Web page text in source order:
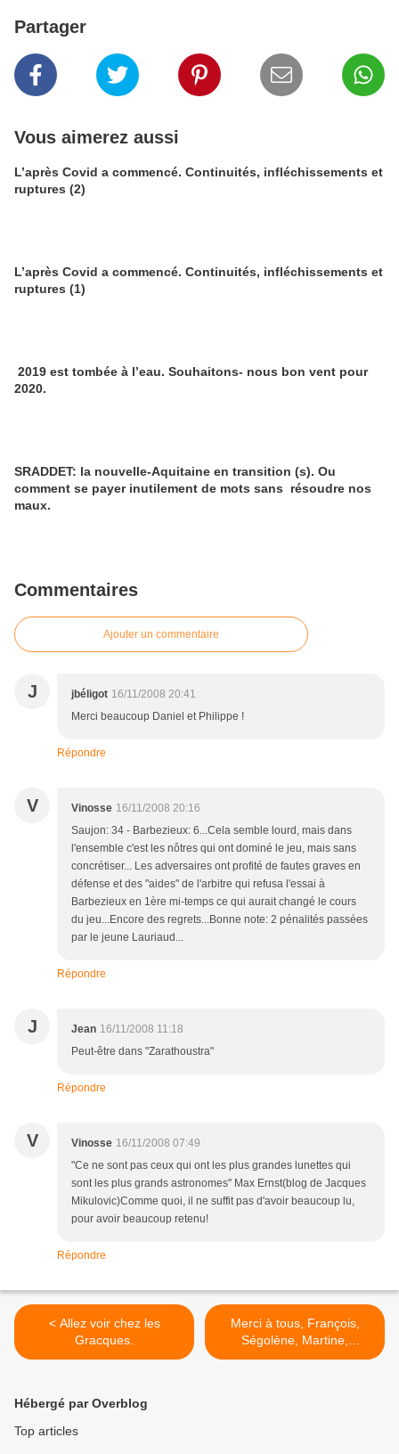
Partager
Vous aimerez aussi
L’après Covid a commencé. Continuités, infléchissements et
ruptures (2)
L’après Covid a commencé. Continuités, infléchissements et
ruptures (1)
2019 est tombée à l’eau. Souhaitons- nous bon vent pour
2020.
SRADDET: la nouvelle-Aquitaine en transition (s). Ou
comment se payer inutilement de mots sans résoudre nos
maux.
Commentaires
Ajouter un commentaire
J jbéligot 16/11/2008 20:41
Merci beaucoup Daniel et Philippe !
Répondre
V Vinosse 16/11/2008 20:16
Saujon: 34 - Barbezieux: 6...Cela semble lourd, mais dans
l'ensemble c'est les nôtres qui ont dominé le jeu, mais sans
concrétiser... Les adversaires ont profité de fautes graves en
défense et des "aides" de l'arbitre qui refusa l'essai à
Barbezieux en 1ère mi-temps ce qui aurait changé le cours
du jeu...Encore des regrets...Bonne note: 2 pénalités passées
par le jeune Lauriaud...
Répondre
J Jean 16/11/2008 11:18
Peut-être dans "Zarathoustra"
Répondre
V Vinosse 16/11/2008 07:49
"Ce ne sont pas ceux qui ont les plus grandes lunettes qui
sont les plus grands astronomes" Max Ernst(blog de Jacques
Mikulovic)Comme quoi, il ne suffit pas d'avoir beaucoup lu,
pour avoir beaucoup retenu!
Répondre
< Allez voir chez les
Gracques.
Merci à tous, François,
Ségolène, Martine,
Bertrand, Benoît, Olivier... >
Hébergé par Overblog
Top articles